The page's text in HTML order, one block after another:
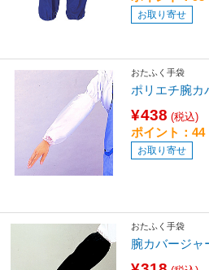
お取り寄せ
おたふく手袋
ポリエチ腕カ
¥438 (税込)
ポイント：44
お取り寄せ
おたふく手袋
腕カバージャ